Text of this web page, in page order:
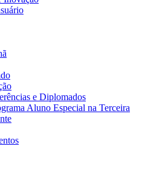
e Diplomados
Aluno Especial na Terceira